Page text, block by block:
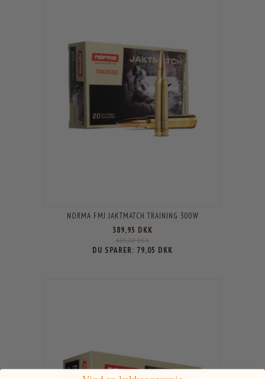
NORMA FMJ JAKTMATCH TRAINING 300W
389,95 DKK
469,00 DKK
DU SPARER: 79,05 DKK